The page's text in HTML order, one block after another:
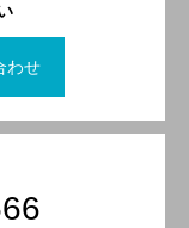
わせ